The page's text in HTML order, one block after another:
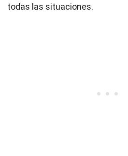
todas las situaciones.